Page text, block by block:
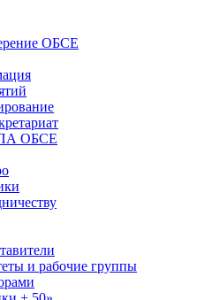
ОБСЕ
ПА ОБСЕ
и рабочие группы